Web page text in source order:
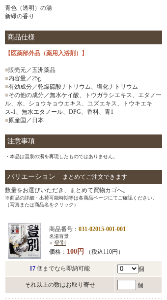
青色（透明）の湯
新緑の香り
商品仕様
【医薬部外品（薬用入浴剤）】
■販売元／五洲薬品
■内容量／25g
■有効成分／乾燥硫酸ナトリウム、塩化ナトリウム
■その他の成分／無水ケイ酸、トウガラシエキス、エタノー
ル、水、ショウキョウエキス、ユズエキス、トウキエキ
ス-1、無水エタノール、DPG、香料、青1
■原産国／日本
注意事項
・本品は温泉の湯を再現したものではありません。
バリエーション
まとめてご注文できます
数量をお選びいただき、まとめて買物カゴへ。
※商品の詳細・出荷可能時期等は各商品ページにてご確認ください。
（写真または商品名をクリック）
商品番号： 031-02015-001-001
名湯百景
● 登別
価格： 100円 （税込110円）
17 個までなら即納可能 個
それ以上の数はお取り寄せ 個